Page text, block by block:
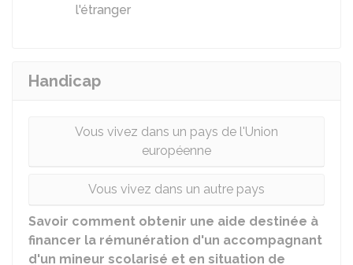
l'étranger
Handicap
Vous vivez dans un pays de l'Union
européenne
Vous vivez dans un autre pays
Savoir comment obtenir une aide destinée à
financer la rémunération d'un accompagnant
d'un mineur scolarisé et en situation de